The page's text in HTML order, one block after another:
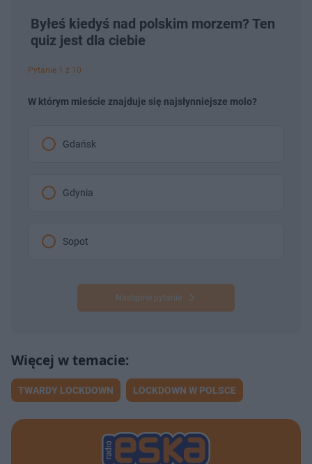
Byłeś kiedyś nad polskim morzem? Ten
quiz jest dla ciebie
Pytanie 1 z 10
W którym mieście znajduje się najsłynniejsze molo?
Gdańsk
Gdynia
Sopot
Następne pytanie
TWARDY LOCKDOWN LOCKDOWN W POLSCE